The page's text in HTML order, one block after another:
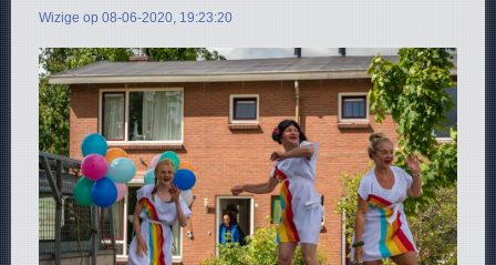
Wizige op 08-06-2020, 19:23:20